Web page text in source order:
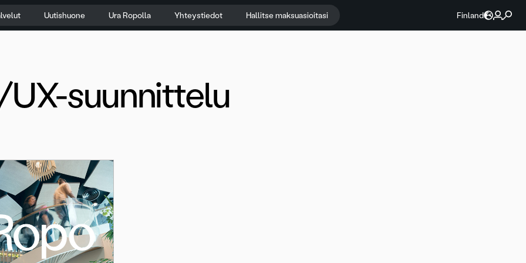
Uutishuone Ura Ropolla Yhteystiedot Hallitse maksuasioitasi Finland
UX-suunnittelu